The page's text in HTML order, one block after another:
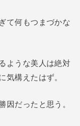
て何もつまづかな
ような美人は絶対
気構えたはず。
因だったと思う。